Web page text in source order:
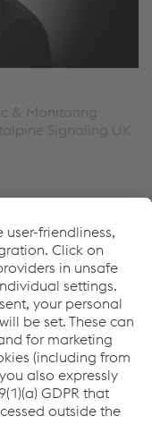
& Monitoring
Signaling UK
for Infrastructure